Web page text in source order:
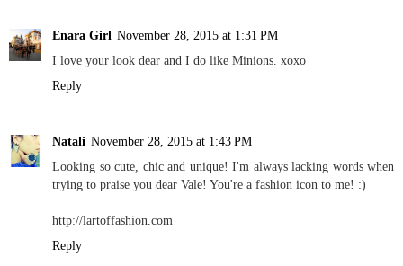
Enara Girl November 28, 2015 at 1:31 PM
I love your look dear and I do like Minions. xoxo
Reply
Natali November 28, 2015 at 1:43 PM
Looking so cute, chic and unique! I'm always lacking words when
trying to praise you dear Vale! You're a fashion icon to me! :)
http://lartoffashion.com
Reply